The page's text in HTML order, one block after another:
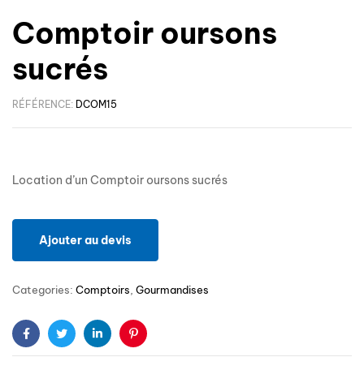
Comptoir oursons
sucrés
RÉFÉRENCE: DCOM15
Location d’un Comptoir oursons sucrés
Ajouter au devis
Categories: Comptoirs Gourmandises
FacebookTwitterLinkedinPinterest